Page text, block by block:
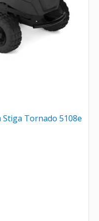
Tornado 5108e